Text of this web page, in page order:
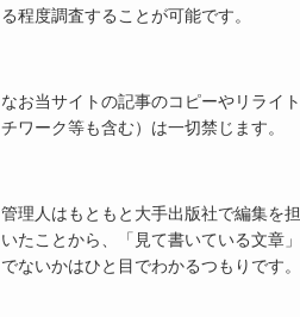
る程度調査することが可能です。
なお当サイトの記事のコピーやリライ
チワーク等も含む）は一切禁じます。
管理人はもともと大手出版社で編集を
いたことから、「見て書いている文章
でないかはひと目でわかるつもりです。